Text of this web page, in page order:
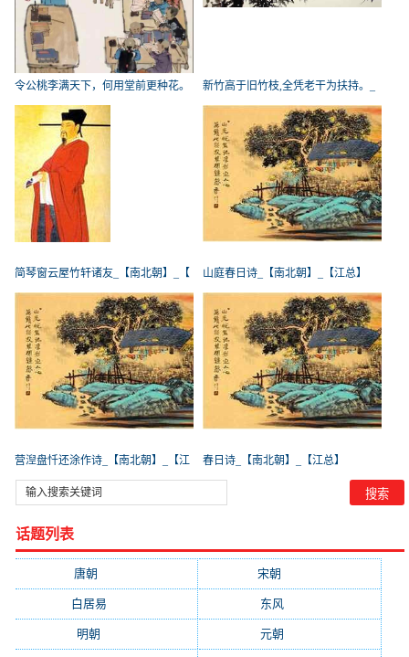
令公桃李满天下，何用堂前更种花。
新竹高于旧竹枝,全凭老干为扶持。_
简琴窗云屋竹轩诸友_【南北朝】_【 山庭春日诗_【南北朝】_【江总】
营湼盘忏还涂作诗_【南北朝】_【江 春日诗_【南北朝】_【江总】
话题列表
唐朝 宋朝
白居易 东风
明朝 元朝